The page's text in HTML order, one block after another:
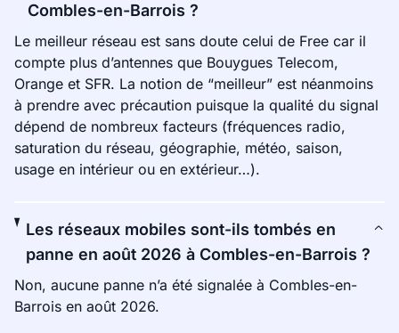
Combles-en-Barrois ?
Le meilleur réseau est sans doute celui de Free car il
compte plus d’antennes que Bouygues Telecom,
Orange et SFR. La notion de “meilleur” est néanmoins
à prendre avec précaution puisque la qualité du signal
dépend de nombreux facteurs (fréquences radio,
saturation du réseau, géographie, météo, saison,
usage en intérieur ou en extérieur…).
Les réseaux mobiles sont-ils tombés en
panne en août 2026 à Combles-en-Barrois ?
Non, aucune panne n’a été signalée à Combles-en-
Barrois en août 2026.